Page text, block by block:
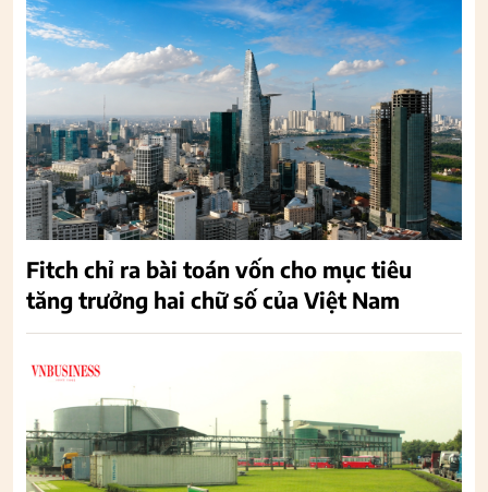
Fitch chỉ ra bài toán vốn cho mục tiêu
tăng trưởng hai chữ số của Việt Nam